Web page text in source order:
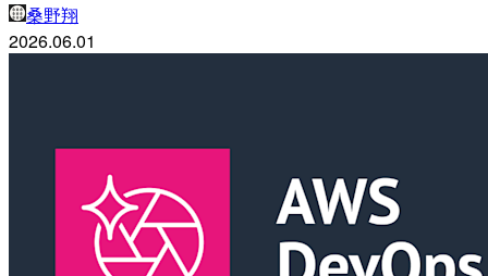
桑野翔
2026.06.01